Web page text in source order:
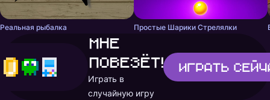
Реальная рыбалка Простые Шарики Стрелялки
Мне
повезёт!
Играть в
случайную игру
Играть